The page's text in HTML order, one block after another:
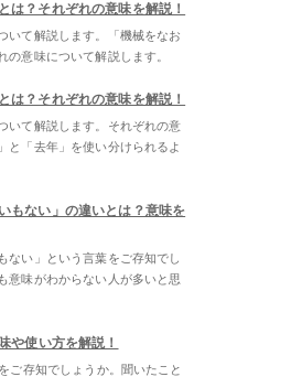
は？それぞれの意味を解説！
いて解説します。「機械をなお
の意味について解説します。
は？それぞれの意味を解説！
いて解説します。それぞれの意
と「去年」を使い分けられるよ
もない」の違いとは？意味を
ない」という言葉をご存知でし
意味がわからない人が多いと思
や使い方を解説！
ご存知でしょうか。聞いたこと